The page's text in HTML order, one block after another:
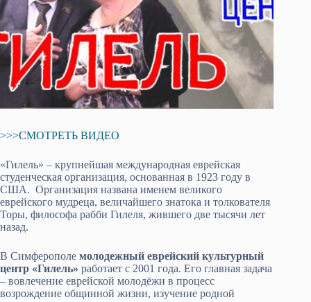
>>>СМОТРЕТЬ ВИДЕО
«Гилель» – крупнейшая международная еврейская
студенческая организация, основанная в 1923 году в
США. Организация названа именем великого
еврейского мудреца, величайшего знатока и толкователя
Торы, философа рабби Гилеля, жившего две тысячи лет
назад.
В Симферополе молодежный еврейский культурный
центр «Гилель» работает с 2001 года. Его главная задача
– вовлечение еврейской молодёжи в процесс
возрождение общинной жизни, изучение родной